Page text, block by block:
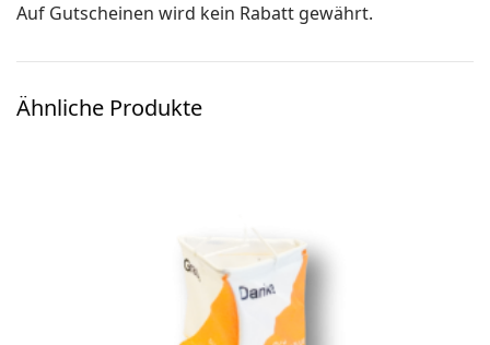
Auf Gutscheinen wird kein Rabatt gewährt.
Ähnliche Produkte
Winterartikel